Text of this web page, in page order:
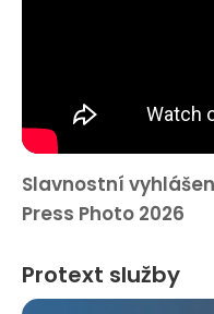
Slavnostní
Press Photo 2026
Protext služby